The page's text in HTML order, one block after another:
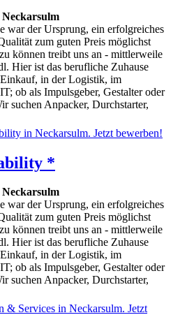
Neckarsulm
war der Ursprung, ein erfolgreiches
zum guten Preis möglichst
können treibt uns an - mittlerweile
Hier ist das berufliche Zuhause
in der Logistik, im
ob als Impulsgeber, Gestalter oder
suchen Anpacker, Durchstarter,
*
Neckarsulm
war der Ursprung, ein erfolgreiches
zum guten Preis möglichst
können treibt uns an - mittlerweile
Hier ist das berufliche Zuhause
in der Logistik, im
ob als Impulsgeber, Gestalter oder
suchen Anpacker, Durchstarter,